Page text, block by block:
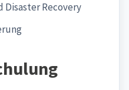
Recovery